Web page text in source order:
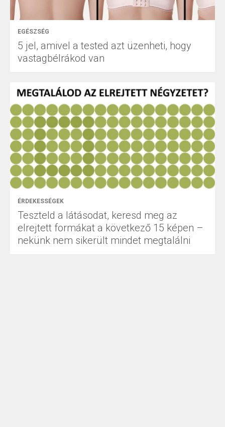
EGÉSZSÉG
5 jel, amivel a tested azt üzenheti, hogy
vastagbélrákod van
ÉRDEKESSÉGEK
Teszteld a látásodat, keresd meg az
elrejtett formákat a következő 15 képen –
nekünk nem sikerült mindet megtalálni